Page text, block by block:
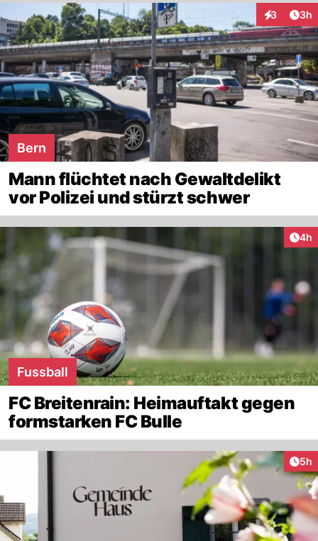
3 3h
Bern
Mann flüchtet nach Gewaltdelikt
vor Polizei und stürzt schwer
4h
Fussball
FC Breitenrain: Heimauftakt gegen
formstarken FC Bulle
5h